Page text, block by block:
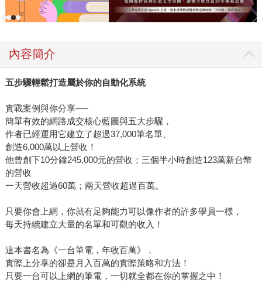
內容簡介
五步驟輕鬆打造屬於你的自動化系統
實戰案例與你分享──
簡單有效的網路成交核心藍圖與五大步驟，
作者已經運用它建立了超過37,000筆名單、
創造6,000萬以上營收！
他曾創下10分鐘245,000元的營收；三個半小時創造123萬新台幣
的營收
一天營收超過60萬；兩天營收超過百萬。
只要你會上網，你就有足夠能力可以像作者的許多學員一樣，
每天持續建立大量的名單和可觀的收入！
這本書名為《一台筆電，年收百萬》，
實際上分享的卻是月入百萬的實際策略和方法！
只要一台可以上網的筆電，一切就全都在你的掌握之中！